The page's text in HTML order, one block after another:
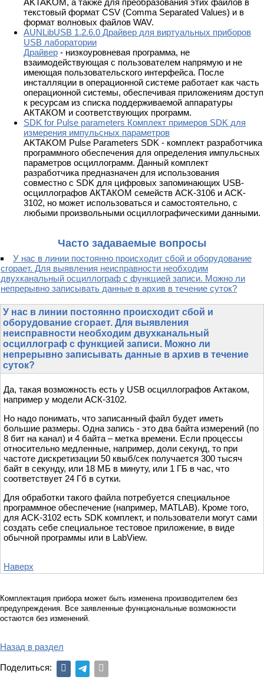
текстовый формат CSV (Comma Separated Values) и в
формат волновых файлов WAV.
AUNLibUSB 1.2.6.0 Драйвер для виртуальных приборов
USB лаборатории
Драйвер - низкоуровневая программа, не
взаимодействующая с пользователем напрямую и не
имеющая пользовательского интерфейса. После
инсталляции в операционной системе работает как часть
операционной системы, обеспечивая приложениям доступ
к ресурсам из списка поддерживаемой аппаратуры
АКТАКОМ и соответствующих программ.
SDK for Pulse parameters Комплект примеров SDK для
измерения импульсных параметров
AKTAKOM Pulse Parameters SDK - комплект разработчика
программного обеспечения для определения импульсных
параметров осциллограмм. Данный комплект
разработчика предназначен для использования
совместно с SDK для цифровых запоминающих USB-
осциллографов АКТАКОМ семейств ACK-3106 и ACK-
3102, но может использоваться и самостоятельно, с
любыми произвольными осциллографическими данными.
Часто задаваемые вопросы
У нас в линии постоянно происходит сбой и оборудование
сгорает. Для выявления неисправности необходим
двухканальный осциллограф с функцией записи. Можно ли
непрерывно записывать данные в архив в течение суток?
У нас в линии постоянно происходит сбой и
оборудование сгорает. Для выявления
неисправности необходим двухканальный
осциллограф с функцией записи. Можно ли
непрерывно записывать данные в архив в течение
суток?
Да, такая возможность есть у USB осциллографов Актаком,
например у модели АСК-3102.
Но надо понимать, что записанный файл будет иметь
большие размеры. Одна запись - это два байта измерений (по
8 бит на канал) и 4 байта – метка времени. Если процессы
относительно медленные, например, доли секунд, то при
частоте дискретизации 50 квыб/сек получается 300 тысяч
байт в секунду, или 18 МБ в минуту, или 1 ГБ в час, что
соответствует 24 Гб в сутки.
Для обработки такого файла потребуется специальное
программное обеспечение (например, MATLAB). Кроме того,
для ACK-3102 есть SDK комплект, и пользователи могут сами
создать себе специальное тестовое приложение, в виде
обычной программы или в LabView.
Наверх
Комплектация прибора может быть изменена производителем без
предупреждения. Все заявленные функциональные возможности
остаются без изменений.
Назад в раздел
Поделиться: